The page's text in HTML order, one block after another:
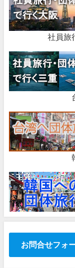
社員旅
お問合せフォ